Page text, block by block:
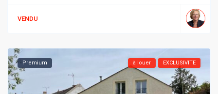
VENDU
Premium à louer EXCLUSIVITE